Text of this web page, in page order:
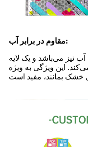
مقاوم در برابر آب:
نیز می‌باشد و یک لایه
این ویژگی به ویژه